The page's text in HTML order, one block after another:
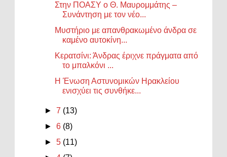
Στην ΠΟΑΣΥ ο Θ. Μαυρομμάτης –
Συνάντηση με τον νέο...
Μυστήριο με απανθρακωμένο άνδρα σε
καμένο αυτοκίνη...
Κερατσίνι: Άνδρας έριχνε πράγματα από
το μπαλκόνι ...
Η Ένωση Αστυνομικών Ηρακλείου
ενισχύει τις συνθήκε...
►7 (13)
►6 (8)
►5 (11)